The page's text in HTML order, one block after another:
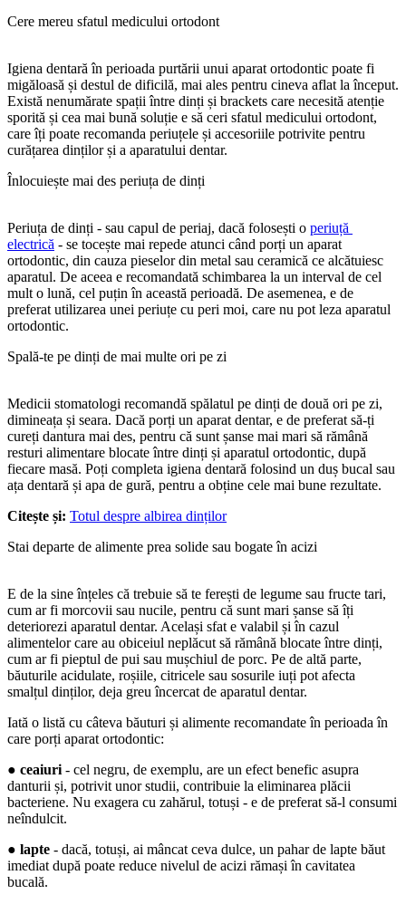
Cere mereu sfatul medicului ortodont
Igiena dentară în perioada purtării unui aparat ortodontic poate fi
migăloasă și destul de dificilă, mai ales pentru cineva aflat la început.
Există nenumărate spații între dinți și brackets care necesită atenție
sporită și cea mai bună soluție e să ceri sfatul medicului ortodont,
care îți poate recomanda periuțele și accesoriile potrivite pentru
curățarea dinților și a aparatului dentar.
Înlocuiește mai des periuța de dinți
Periuța de dinți - sau capul de periaj, dacă folosești o periuță
electrică - se tocește mai repede atunci când porți un aparat
ortodontic, din cauza pieselor din metal sau ceramică ce alcătuiesc
aparatul. De aceea e recomandată schimbarea la un interval de cel
mult o lună, cel puțin în această perioadă. De asemenea, e de
preferat utilizarea unei periuțe cu peri moi, care nu pot leza aparatul
ortodontic.
Spală-te pe dinți de mai multe ori pe zi
Medicii stomatologi recomandă spălatul pe dinți de două ori pe zi,
dimineața și seara. Dacă porți un aparat dentar, e de preferat să-ți
cureți dantura mai des, pentru că sunt șanse mai mari să rămână
resturi alimentare blocate între dinți și aparatul ortodontic, după
fiecare masă. Poți completa igiena dentară folosind un duș bucal sau
ața dentară și apa de gură, pentru a obține cele mai bune rezultate.
Citește și: Totul despre albirea dinților
Stai departe de alimente prea solide sau bogate în acizi
E de la sine înțeles că trebuie să te ferești de legume sau fructe tari,
cum ar fi morcovii sau nucile, pentru că sunt mari șanse să îți
deteriorezi aparatul dentar. Același sfat e valabil și în cazul
alimentelor care au obiceiul neplăcut să rămână blocate între dinți,
cum ar fi pieptul de pui sau mușchiul de porc. Pe de altă parte,
băuturile acidulate, roșiile, citricele sau sosurile iuți pot afecta
smalțul dinților, deja greu încercat de aparatul dentar.
Iată o listă cu câteva băuturi și alimente recomandate în perioada în
care porți aparat ortodontic:
● ceaiuri - cel negru, de exemplu, are un efect benefic asupra
danturii și, potrivit unor studii, contribuie la eliminarea plăcii
bacteriene. Nu exagera cu zahărul, totuși - e de preferat să-l consumi
neîndulcit.
● lapte - dacă, totuși, ai mâncat ceva dulce, un pahar de lapte băut
imediat după poate reduce nivelul de acizi rămași în cavitatea
bucală.